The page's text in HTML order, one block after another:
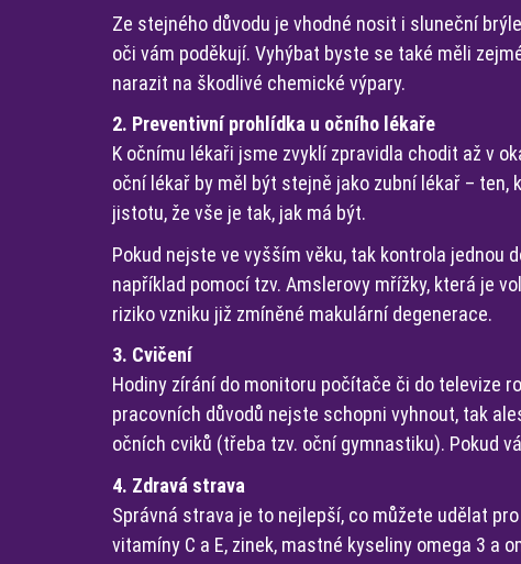
Ze stejného důvodu je vhodné nosit i sluneční
oči vám poděkují. Vyhýbat byste se také měli
narazit na škodlivé chemické výpary.
2. Preventivní prohlídka u očního lékaře
K očnímu lékaři jsme zvyklí zpravidla chodit až v
oční lékař by měl být stejně jako zubní lékař –
jistotu, že vše je tak, jak má být.
Pokud nejste ve vyšším věku, tak kontrola jednou
například pomocí tzv. Amslerovy mřížky, která je
riziko vzniku již zmíněné makulární degenerace.
3. Cvičení
Hodiny zírání do monitoru počítače či do televize
pracovních důvodů nejste schopni vyhnout, tak
očních cviků (třeba tzv. oční gymnastiku). Pokud
4. Zdravá strava
Správná strava je to nejlepší, co můžete udělat
vitamíny C a E, zinek, mastné kyseliny omega 3 a